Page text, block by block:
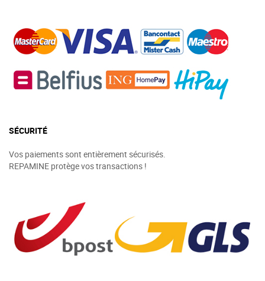
SÉCURITÉ
Vos paiements sont entièrement sécurisés.
REPAMINE protège vos transactions !